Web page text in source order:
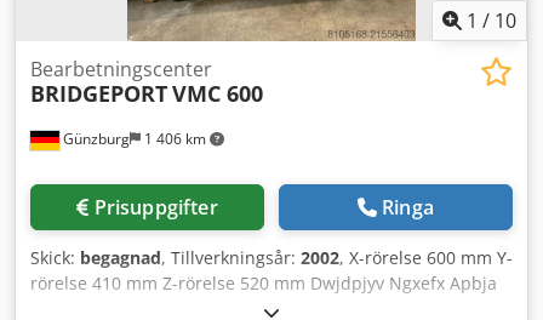
1 / 10
Günzburg 1 406 km
Bearbetningscenter
BRIDGEPORTVMC 600
Prisuppgifter Ringa
Skick: begagnad, Tillverkningsår: 2002, X-rörelse 600 mm Y-
rörelse 410 mm Z-rörelse 520 mm Dwjdpjyv Ngxefx Apbja
Spindelhastighet 8000 varv/min Bordlängd 840 mm